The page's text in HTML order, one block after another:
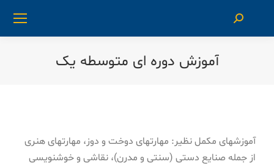
آموزش دوره ای متوسطه یک
آموزش­های مکمل نظیر: مهارت­های دوخت و دوز، مهارت­های هنری
از جمله صنایع دستی (سنتی و مدرن)، نقاشی و خوشنویسی